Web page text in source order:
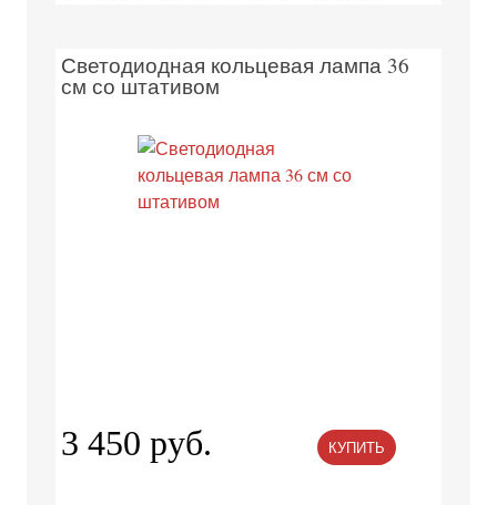
Светодиодная кольцевая лампа 36
см со штативом
3 450 руб. КУПИТЬ